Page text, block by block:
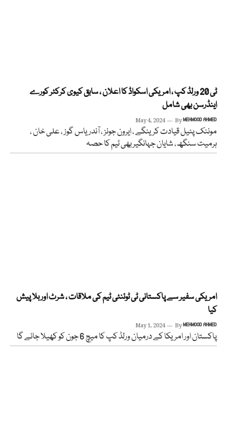
ٹی 20 ورلڈ کپ ، امریکی اسکواڈ کا اعلان ، سابق کیوی کرکٹر کورے
اینڈرسن بھی شامل
May 4, 2024 ByMEHMOOD AHMED
موننک پٹیل قیادت کرینگے ، ایرون جونز ، آندریاس گوز ، علی خان ،
ہرمیت سنگھ، شایان جہانگیر بھی ٹیم کا حصہ
امریکی سفیر سے پاکستانی ٹی ٹوئنٹی ٹیم کی ملاقات ، شرٹ اور بلا پیش
کیا
May 1, 2024 ByMEHMOOD AHMED
پاکستان اور امریکا کے درمیان ورلڈ کپ کا میچ 6 جون کو کھیلا جائے گا